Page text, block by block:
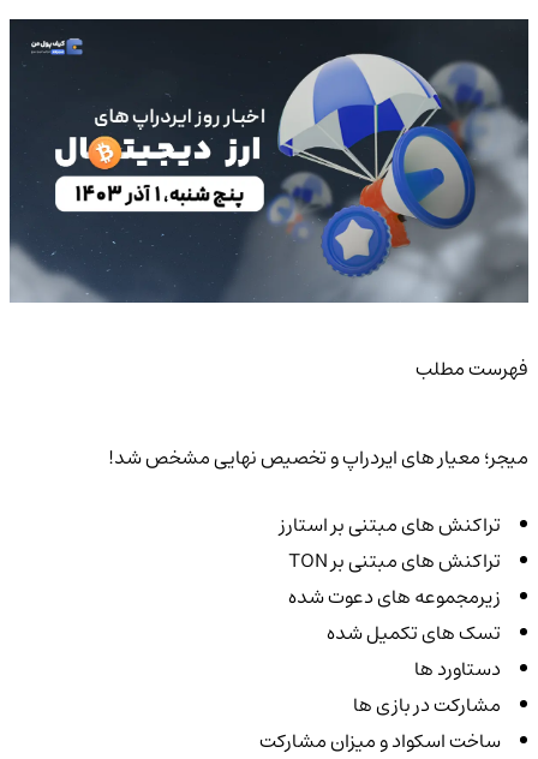
فهرست مطلب
میجر؛ معیار های ایردراپ و تخصیص نهایی مشخص شد!
تراکنش های مبتنی بر استارز
تراکنش های مبتنی بر TON
زیرمجموعه های دعوت شده
تسک های تکمیل شده
دستاورد ها
مشارکت در بازی ها
ساخت اسکواد و میزان مشارکت